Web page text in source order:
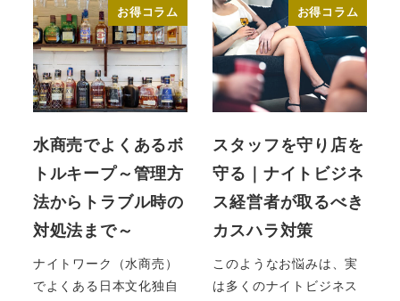
お得コラム
水商売でよくあるボ
トルキープ～管理方
法からトラブル時の
対処法まで～
ナイトワーク（水商売）
でよくある日本文化独自
お得コラム
スタッフを守り店を
守る｜ナイトビジネ
ス経営者が取るべき
カスハラ対策
このようなお悩みは、実
は多くのナイトビジネス